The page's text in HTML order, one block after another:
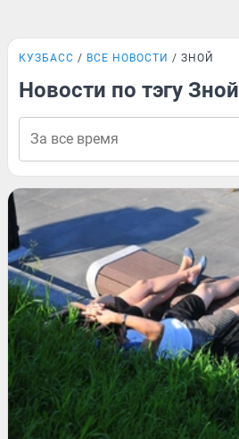
КУЗБАСС ВСЕ НОВОСТИ ЗНОЙ
Новости по тэгу Зной